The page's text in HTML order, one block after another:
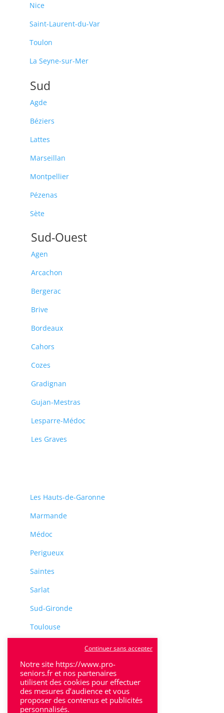
Nice
Saint-Laurent-du-Var
Toulon
La Seyne-sur-Mer
Sud
Agde
Béziers
Lattes
Marseillan
Montpellier
Pézenas
Sète
Sud-Ouest
Agen
Arcachon
Bergerac
Brive
Bordeaux
Cahors
Cozes
Gradignan
Gujan-Mestras
Lesparre-Médoc
Les Graves
Les Hauts-de-Garonne
Marmande
Médoc
Perigueux
Saintes
Sarlat
Sud-Gironde
Toulouse
Villeneuve-Sur-Lot
Notre site https://www.pro-
seniors.fr et nos partenaires
utilisent des cookies pour effectuer
des mesures d’audience et vous
proposer des contenus et publicités
personnalisés.
Continuer sans accepter